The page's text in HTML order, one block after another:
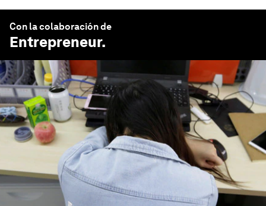
Con la colaboración de
Entrepreneur.